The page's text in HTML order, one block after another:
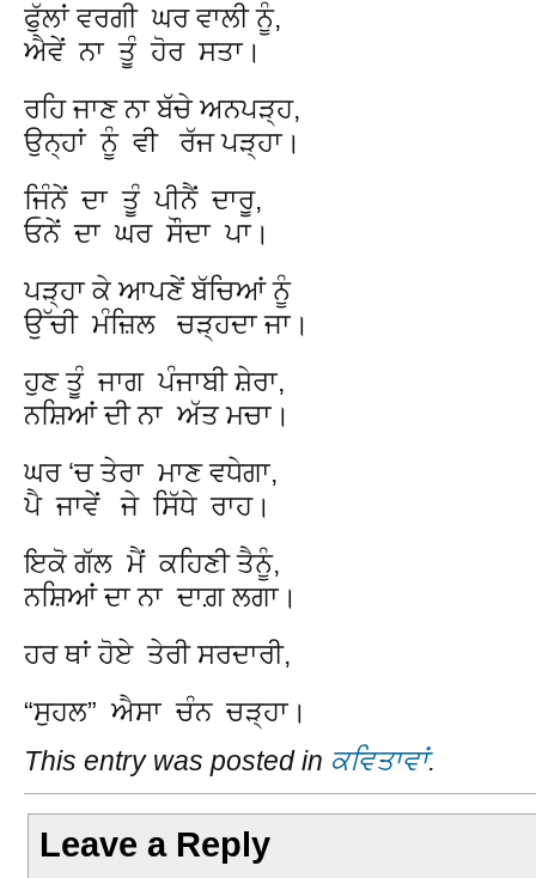
ਫੁੱਲਾਂ ਵਰਗੀ ਘਰ ਵਾਲੀ ਨੂੰ,
ਐਵੇਂ ਨਾ ਤੂੰ ਹੋਰ ਸਤਾ।
ਰਹਿ ਜਾਣ ਨਾ ਬੱਚੇ ਅਨਪੜ੍ਹ,
ਉਨ੍ਹਾਂ ਨੂੰ ਵੀ ਰੱਜ ਪੜ੍ਹਾ।
ਜਿੰਨੇਂ ਦਾ ਤੂੰ ਪੀਨੈਂ ਦਾਰੂ,
ਓਨੇਂ ਦਾ ਘਰ ਸੌਦਾ ਪਾ।
ਪੜ੍ਹਾ ਕੇ ਆਪਣੇਂ ਬੱਚਿਆਂ ਨੂੰ
ਉੱਚੀ ਮੰਜ਼ਿਲ ਚੜ੍ਹਦਾ ਜਾ।
ਹੁਣ ਤੂੰ ਜਾਗ ਪੰਜਾਬੀ ਸ਼ੇਰਾ,
ਨਸ਼ਿਆਂ ਦੀ ਨਾ ਅੱਤ ਮਚਾ।
ਘਰ ‘ਚ ਤੇਰਾ ਮਾਣ ਵਧੇਗਾ,
ਪੈ ਜਾਵੇਂ ਜੇ ਸਿੱਧੇ ਰਾਹ।
ਇਕੋ ਗੱਲ ਮੈਂ ਕਹਿਣੀ ਤੈਨੂੰ,
ਨਸ਼ਿਆਂ ਦਾ ਨਾ ਦਾਗ਼ ਲਗਾ।
ਹਰ ਥਾਂ ਹੋਏ ਤੇਰੀ ਸਰਦਾਰੀ,
“ਸੁਹਲ” ਐਸਾ ਚੰਨ ਚੜ੍ਹਾ।
This entry was posted in ਕਵਿਤਾਵਾਂ.
Leave a Reply